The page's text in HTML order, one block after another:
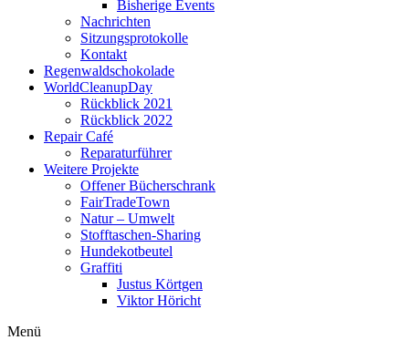
Bisherige Events
Nachrichten
Sitzungsprotokolle
Kontakt
Regenwaldschokolade
WorldCleanupDay
Rückblick 2021
Rückblick 2022
Repair Café
Reparaturführer
Weitere Projekte
Offener Bücherschrank
FairTradeTown
Natur – Umwelt
Stofftaschen-Sharing
Hundekotbeutel
Graffiti
Justus Körtgen
Viktor Höricht
Menü